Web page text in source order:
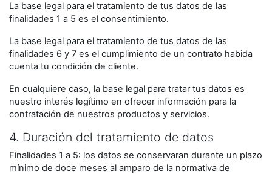
La base legal para el tratamiento de tus datos de las
finalidades 1 a 5 es el consentimiento.
La base legal para el tratamiento de tus datos de las
finalidades 6 y 7 es el cumplimiento de un contrato habida
cuenta tu condición de cliente.
En cualquiere caso, la base legal para tratar tus datos es
nuestro interés legítimo en ofrecer información para la
contratación de nuestros productos y servicios.
4. Duración del tratamiento de datos
Finalidades 1 a 5: los datos se conservaran durante un plazo
mínimo de doce meses al amparo de la normativa de